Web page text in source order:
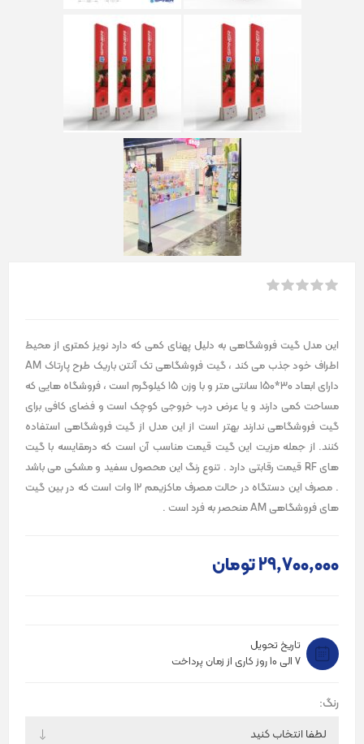
این مدل گیت فروشگاهی به دلیل پهنای کمی که دارد نویز کمتری از محیط
اطراف خود جذب می کند ، گیت فروشگاهی تک آنتن باریک طرح پارتاک AM
دارای ابعاد 30*150 سانتی متر و با وزن 15 کیلوگرم است ، فروشگاه هایی که
مساحت کمی دارند و یا عرض درب خروجی کوچک است و فضای کافی برای
گیت فروشگاهی ندارند بهتر است از این مدل از گیت فروشگاهی استفاده
کنند. از جمله مزیت این گیت قیمت مناسب آن است که درمقایسه با گیت
های RF قیمت رقابتی دارد . تنوع رنگ این محصول سفید و مشکی می باشد
. مصرف این دستگاه در حالت مصرف ماکزیمم 12 وات است که در بین گیت
های فروشگاهی AM منحصر به فرد است .
29٬700٬000 تومان
تاریخ تحویل
7 الی 10 روز کاری از زمان پرداخت
رنگ: